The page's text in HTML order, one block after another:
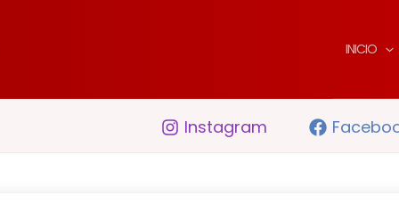
INICIO
Instagram